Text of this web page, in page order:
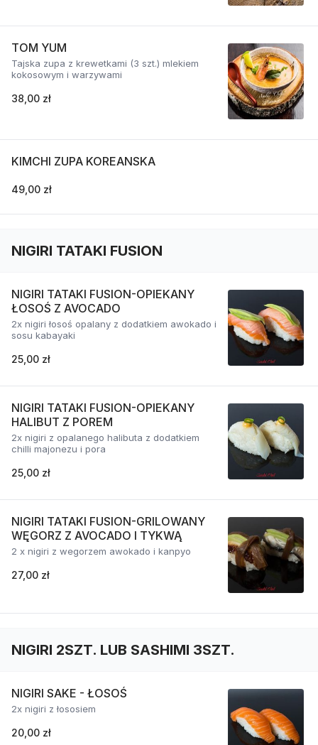
TOM YUM
Tajska zupa z krewetkami (3 szt.) mlekiem
kokosowym i warzywami
38,00 zł
KIMCHI ZUPA KOREANSKA
49,00 zł
NIGIRI TATAKI FUSION
NIGIRI TATAKI FUSION-OPIEKANY
ŁOSOŚ Z AVOCADO
2x nigiri łosoś opalany z dodatkiem awokado i
sosu kabayaki
25,00 zł
NIGIRI TATAKI FUSION-OPIEKANY
HALIBUT Z POREM
2x nigiri z opalanego halibuta z dodatkiem
chilli majonezu i pora
25,00 zł
NIGIRI TATAKI FUSION-GRILOWANY
WĘGORZ Z AVOCADO I TYKWĄ
2 x nigiri z wegorzem awokado i kanpyo
27,00 zł
NIGIRI 2SZT. LUB SASHIMI 3SZT.
NIGIRI SAKE - ŁOSOŚ
2x nigiri z łososiem
20,00 zł